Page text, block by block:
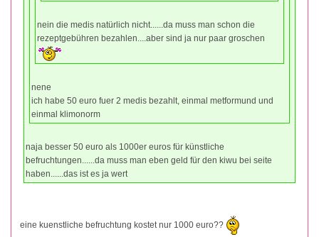
nein die medis natürlich nicht......da muss man schon die
rezeptgebühren bezahlen....aber sind ja nur paar groschen
nene
ich habe 50 euro fuer 2 medis bezahlt, einmal metformund und
einmal klimonorm
naja besser 50 euro als 1000er euros für künstliche
befruchtungen......da muss man eben geld für den kiwu bei seite
haben......das ist es ja wert
eine kuenstliche befruchtung kostet nur 1000 euro??